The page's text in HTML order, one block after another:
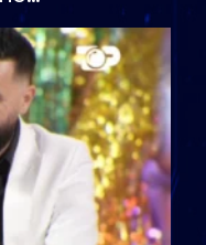
ndonjë letër